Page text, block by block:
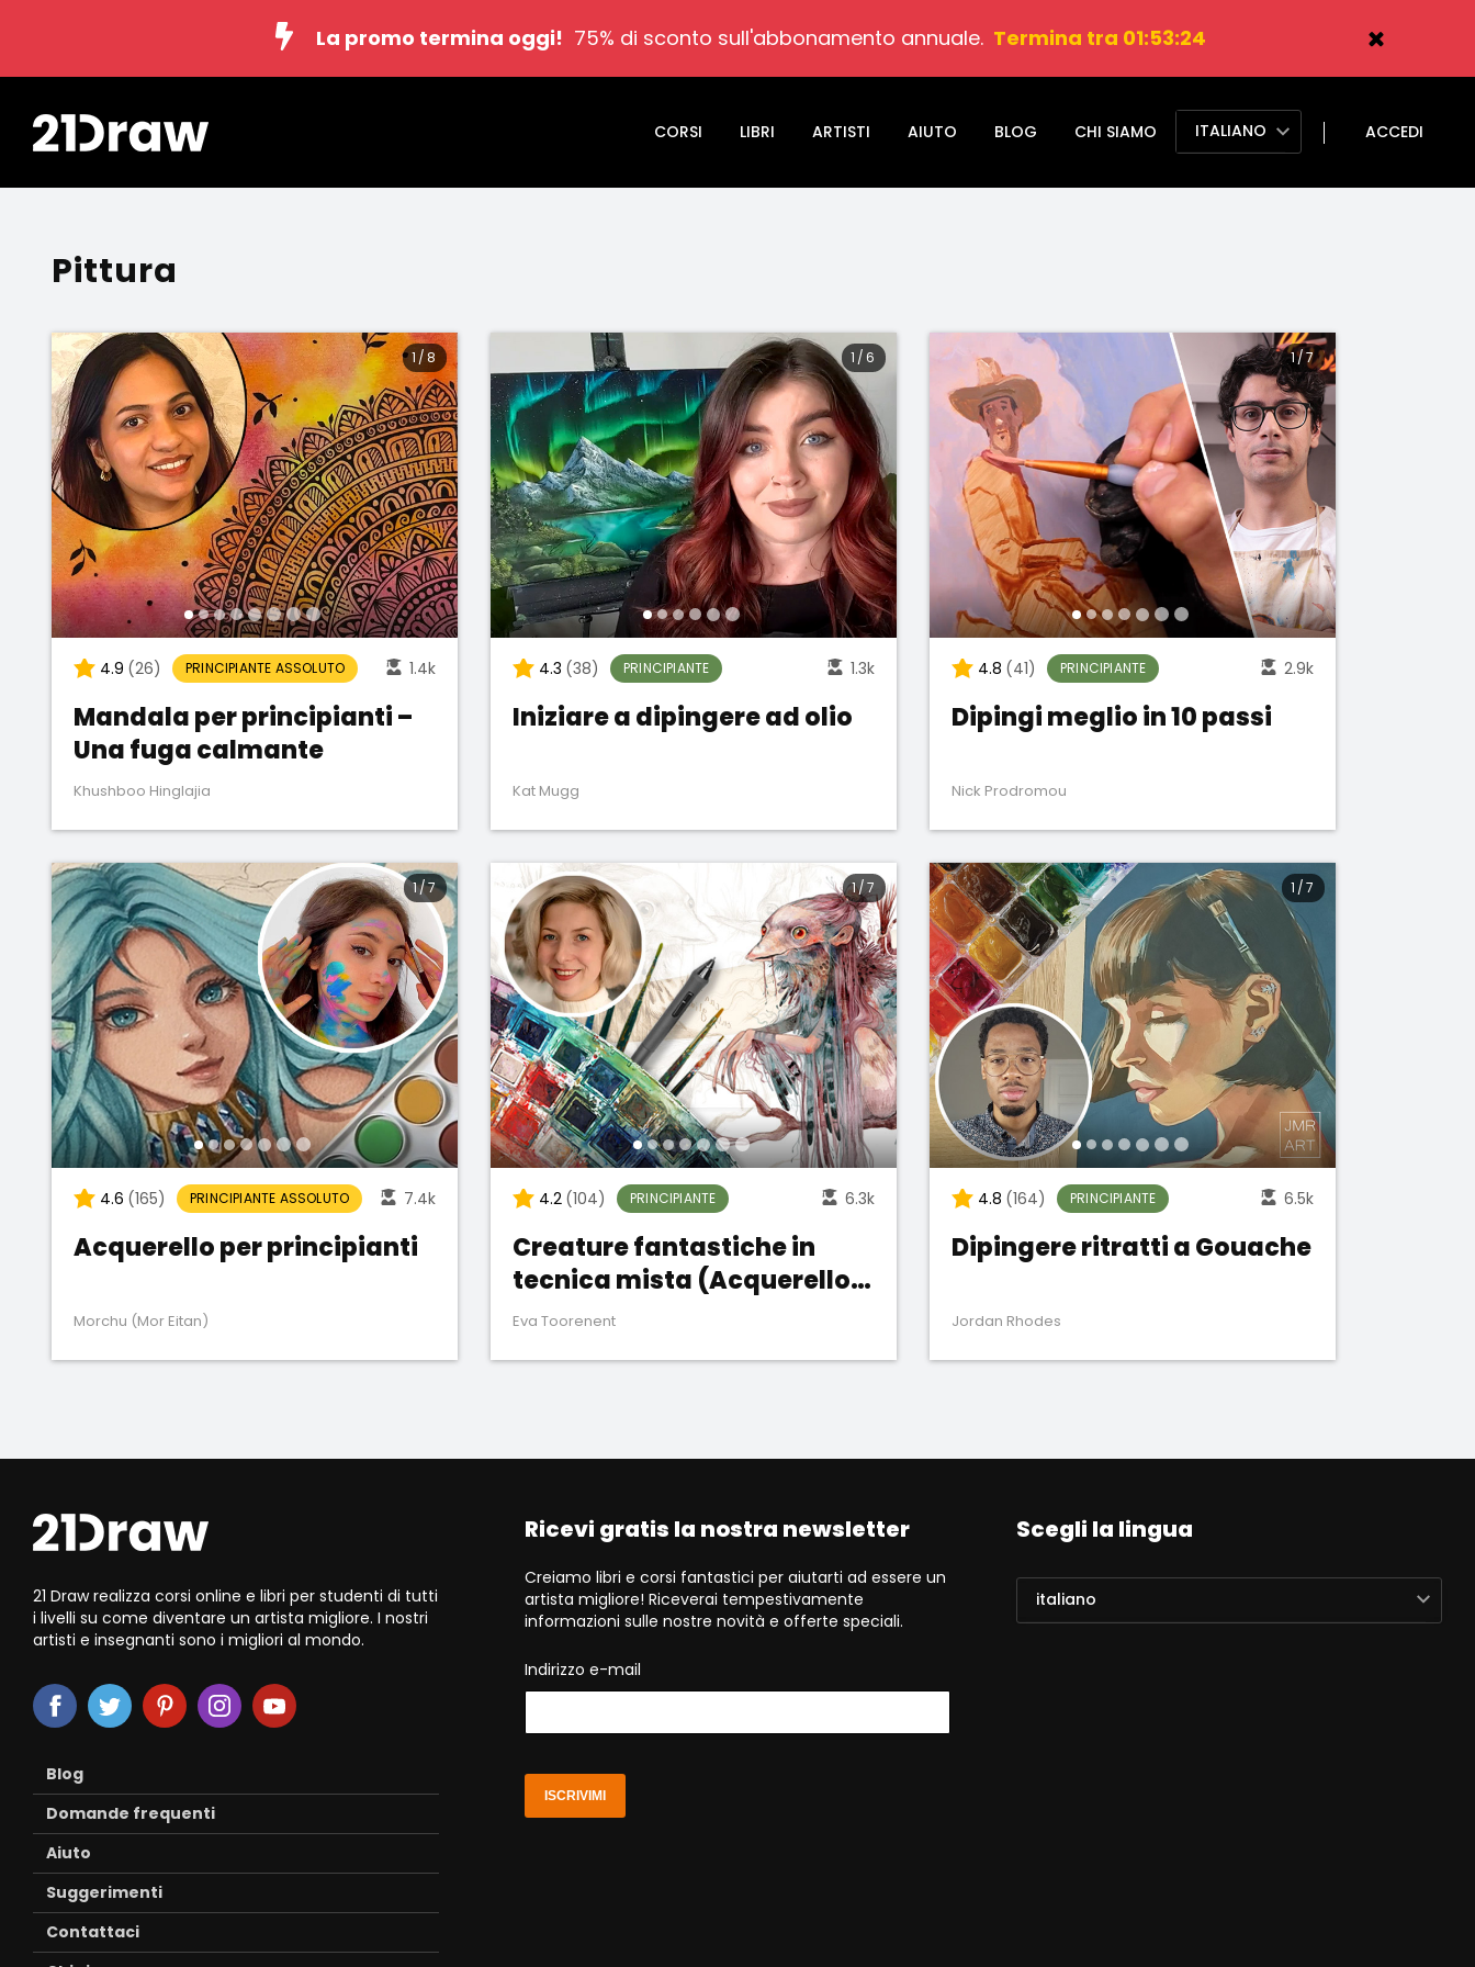
La promo termina oggi! 75% di sconto sull'abbonamento annuale. Termina tra 01:53:23
CORSI LIBRI ARTISTI AIUTO BLOG CHI SIAMO ITALIANO ACCEDI
Pittura
4.9 (26) PRINCIPIANTE ASSOLUTO 1.4k
Mandala per principianti –
Una fuga calmante
Khushboo Hinglajia
1 /8
4.3 (38) PRINCIPIANTE 1.3k
Iniziare a dipingere ad olio
Kat Mugg
1 /6
4.8 (41) PRINCIPIANTE 2.9k
Dipingi meglio in 10 passi
Nick Prodromou
1/7
4.6 (165) PRINCIPIANTE ASSOLUTO 7.4k
Acquerello per principianti
Morchu (Mor Eitan)
1/7
4.2 (104) PRINCIPIANTE 6.3k
Creature fantastiche in
tecnica mista (Acquerello e
Photoshop)
Eva Toorenent
1/7
4.8 (164) PRINCIPIANTE 6.5k
Dipingere ritratti a Gouache
Jordan Rhodes
1 /7
21 Draw realizza corsi online e libri per studenti di tutti
i livelli su come diventare un artista migliore. I nostri
artisti e insegnanti sono i migliori al mondo.
Blog
Domande frequenti
Aiuto
Suggerimenti
Contattaci
Ricevi gratis la nostra newsletter
Creiamo libri e corsi fantastici per aiutarti ad essere un
artista migliore! Riceverai tempestivamente
informazioni sulle nostre novità e offerte speciali.
Indirizzo e-mail
ISCRIVIMI
Scegli la lingua
italiano